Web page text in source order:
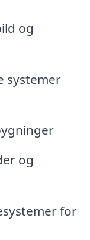
og
systemer
og
for